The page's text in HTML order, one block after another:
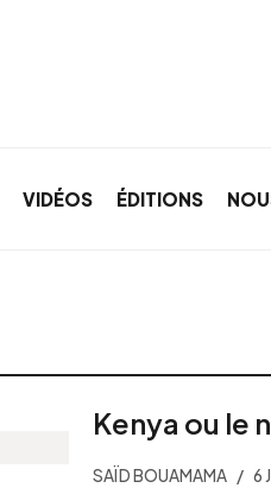
VIDÉOS ÉDITIONS
Kenya ou le
SAÏD BOUAMAMA 6